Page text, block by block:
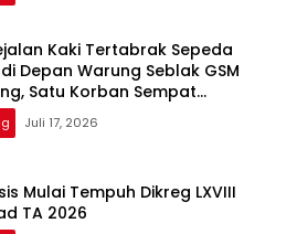
Kaki Tertabrak Sepeda
Depan Warung Seblak GSM
Satu Korban Sempat
Kejang
Juli 17, 2026
Mulai Tempuh Dikreg LXVIII
TA 2026